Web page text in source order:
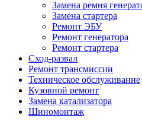
Замена ремня
Замена стартера
Ремонт ЭБУ
Ремонт генератора
Ремонт стартера
Сход-развал
Ремонт трансмиссии
Техническое обслуживание
Кузовной ремонт
Замена катализатора
Шиномонтаж